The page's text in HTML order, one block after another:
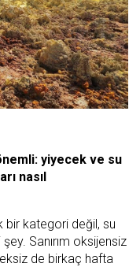
yiyecek ve su
nasıl
bir kategori değil, su
Sanırım oksijensiz
de birkaç hafta